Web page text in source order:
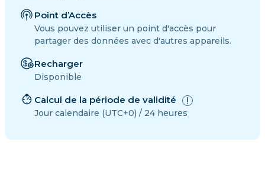
Point d’Accès
Vous pouvez utiliser un point d'accès pour
partager des données avec d'autres appareils.
Recharger
Disponible
Calcul de la période de validité
Jour calendaire (UTC+0) / 24 heures